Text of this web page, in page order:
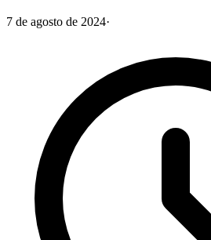
7 de agosto de 2024·